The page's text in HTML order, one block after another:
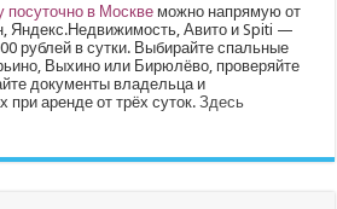
посуточно в Москве можно напрямую от
Яндекс.Недвижимость, Авито и Spiti —
рублей в сутки. Выбирайте спальные
Выхино или Бирюлёво, проверяйте
документы владельца и
при аренде от трёх суток.Здесь